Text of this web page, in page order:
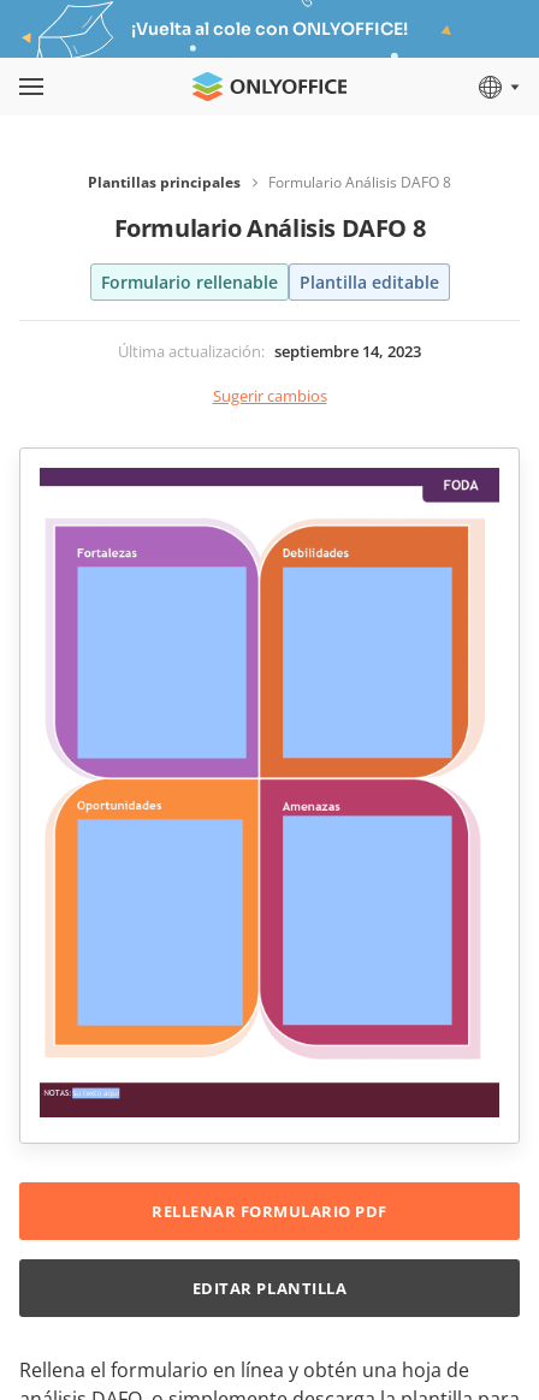
¡Vuelta al cole con ONLYOFFICE!
Plantillas principales Formulario Análisis DAFO 8
Formulario Análisis DAFO 8
Formulario rellenable Plantilla editable
Última actualización: septiembre 14, 2023
Sugerir cambios
Rellena el formulario en línea y obtén una hoja de
RELLENAR FORMULARIO PDF
EDITAR PLANTILLA